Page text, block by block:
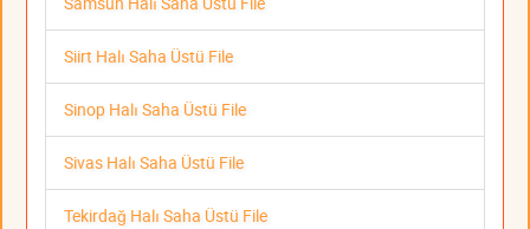
Siirt Halı Saha Üstü File
Sinop Halı Saha Üstü File
Sivas Halı Saha Üstü File
Tekirdağ Halı Saha Üstü File